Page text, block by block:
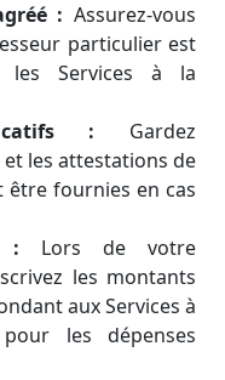
: Assurez-vous
particulier est
Services à la
: Gardez
les attestations de
être fournies en cas
: Lors de votre
les montants
aux Services à
les dépenses